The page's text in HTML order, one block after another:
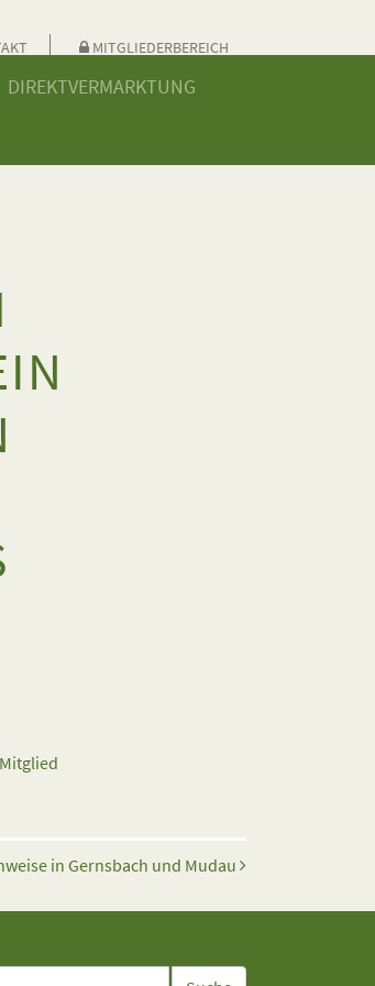
MITGLIEDERBEREICH
DIREKTVERMARKTUNG
in Gernsbach und Mudau